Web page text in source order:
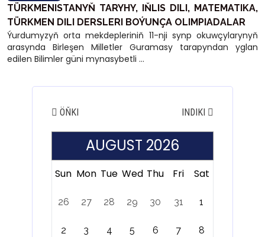
TÜRKMENISTANYŇ TARYHY, IŇLIS DILI, MATEMATIKA,
TÜRKMEN DILI DERSLERI BOÝUNÇA OLIMPIADALAR
Ýurdumyzyň orta mekdepleriniň 11-nji synp okuwçylarynyň
arasynda Birleşen Milletler Guramasy tarapyndan yglan
edilen Bilimler güni mynasybetli ...
ÖŇKI INDIKI
AUGUST 2026
Sun Mon Tue Wed Thu Fri Sat
26 27 28 29 30 31 1
2 3 4 5 6 7 8